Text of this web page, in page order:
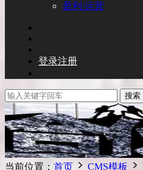
盈利/运营
登录注册
搜索
当前位置： 首页 CMS模板